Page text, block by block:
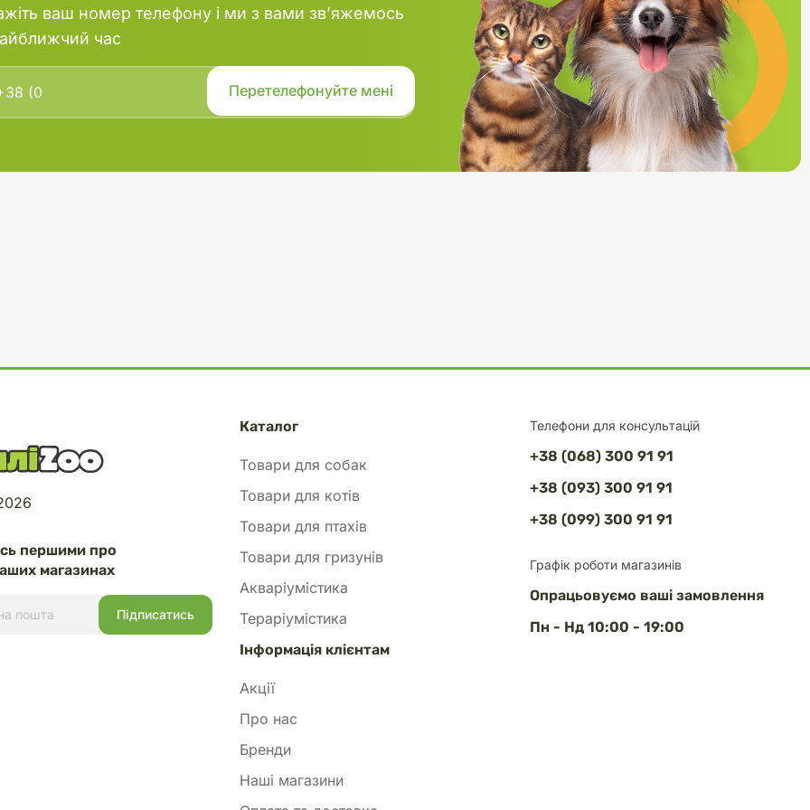
ваш номер телефону і ми з вами зв’яжемось
час
Телефони для консультацій
+38 (068) 300 91 91
+38 (093) 300 91 91
+38 (099) 300 91 91
Графік роботи магазинів
Опрацьовуємо ваші замовлення
Пн - Нд 10:00 - 19:00
першими про
магазинах
Каталог
Товари для собак
Товари для котів
Товари для птахів
Товари для гризунів
Акваріумістика
Тераріумістика
Інформація клієнтам
Акції
Про нас
Бренди
Наші магазини